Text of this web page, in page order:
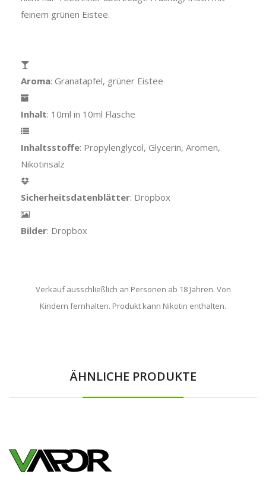
feinem grünen Eistee.
Aroma: Granatapfel, grüner Eistee
Inhalt: 10ml in 10ml Flasche
Inhaltsstoffe: Propylenglycol, Glycerin, Aromen,
Nikotinsalz
Sicherheitsdatenblätter: Dropbox
Bilder: Dropbox
Verkauf ausschließlich an Personen ab 18 Jahren. Von
Kindern fernhalten. Produkt kann Nikotin enthalten.
ÄHNLICHE PRODUKTE